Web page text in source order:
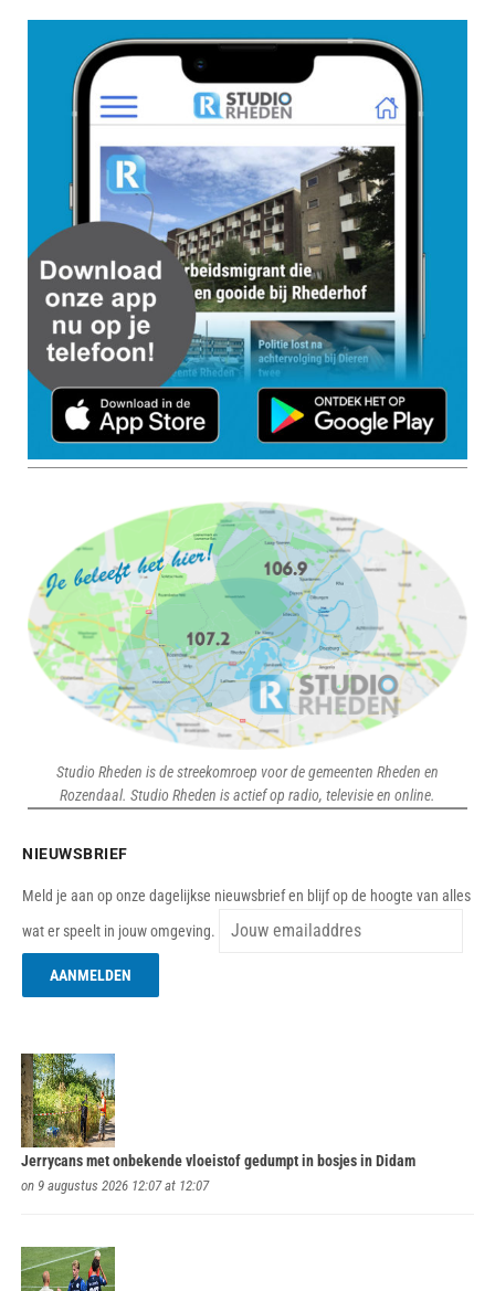
Studio Rheden is de streekomroep voor de gemeenten Rheden en
Rozendaal. Studio Rheden is actief op radio, televisie en online.
NIEUWSBRIEF
Meld je aan op onze dagelijkse nieuwsbrief en blijf op de hoogte van alles
wat er speelt in jouw omgeving.
Jerrycans met onbekende vloeistof gedumpt in bosjes in Didam
on 9 augustus 2026 12:07 at 12:07